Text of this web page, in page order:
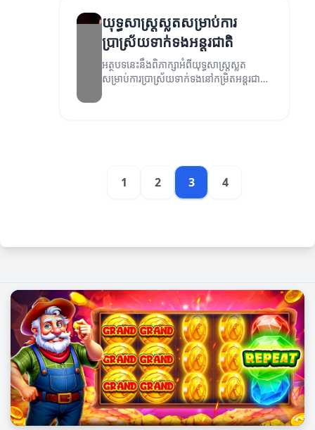
យុទ្ធសាស្ត្រស្លតសម្រាប់ការ
ប្រាស្រ័យទាក់ទងអន្តរជាតិ
អត្ថបទនេះនឹងពិភាក្សាអំពីយុទ្ធសាស្ត្រស្លត
សម្រាប់ការប្រាស្រ័យទាក់ទងនៅកម្រិតអន្តរជាតិ
1 2 3 4